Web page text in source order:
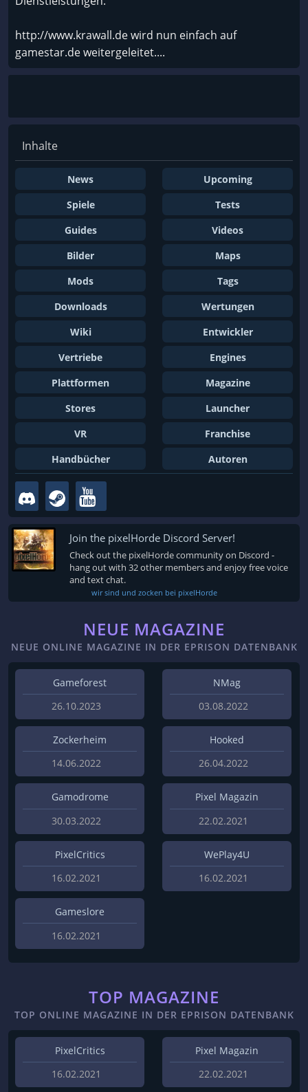
http://www.krawall.de wird nun einfach auf
gamestar.de weitergeleitet....
Inhalte
News
Upcoming
Spiele
Tests
Guides
Videos
Bilder
Maps
Mods
Tags
Downloads
Wertungen
Wiki
Entwickler
Vertriebe
Engines
Plattformen
Magazine
Stores
Launcher
VR
Franchise
Handbücher
Autoren
Join the pixelHorde Discord Server!
Check out the pixelHorde community on Discord -
hang out with 32 other members and enjoy free voice
and text chat.
wir sind und zocken bei pixelHorde
NEUE MAGAZINE
NEUE ONLINE MAGAZINE IN DER EPRISON DATENBANK
Gameforest
26.10.2023
NMag
03.08.2022
Zockerheim
14.06.2022
Hooked
26.04.2022
Gamodrome
30.03.2022
Pixel Magazin
22.02.2021
PixelCritics
16.02.2021
WePlay4U
16.02.2021
Gameslore
16.02.2021
TOP MAGAZINE
TOP ONLINE MAGAZINE IN DER EPRISON DATENBANK
PixelCritics
16.02.2021
Pixel Magazin
22.02.2021